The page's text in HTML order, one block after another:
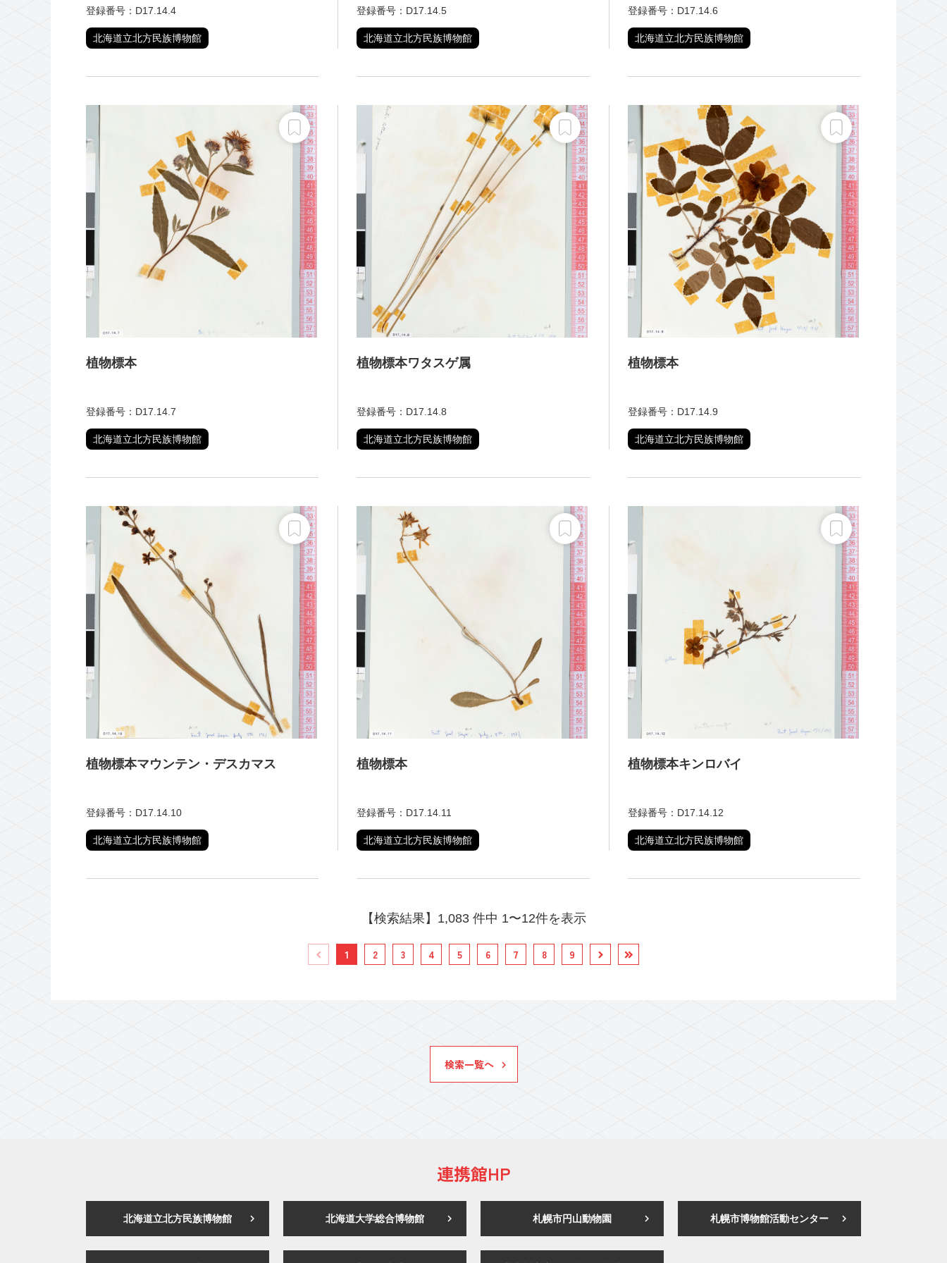
登録番号：D17.14.4
北海道立北方民族博物館
登録番号：D17.14.5
北海道立北方民族博物館
登録番号：D17.14.6
北海道立北方民族博物館
植物標本
登録番号：D17.14.7
北海道立北方民族博物館
植物標本ワタスゲ属
登録番号：D17.14.8
北海道立北方民族博物館
植物標本
登録番号：D17.14.9
北海道立北方民族博物館
植物標本マウンテン・デスカマス
登録番号：D17.14.10
北海道立北方民族博物館
植物標本
登録番号：D17.14.11
北海道立北方民族博物館
植物標本キンロバイ
登録番号：D17.14.12
北海道立北方民族博物館
【検索結果】1,083 件中 1〜12件を表示
1 2 3 4 5 6 7 8 9
検索一覧へ
連携館HP
北海道立北方民族博物館 北海道大学総合博物館 札幌市円山動物園 札幌市博物館活動センター